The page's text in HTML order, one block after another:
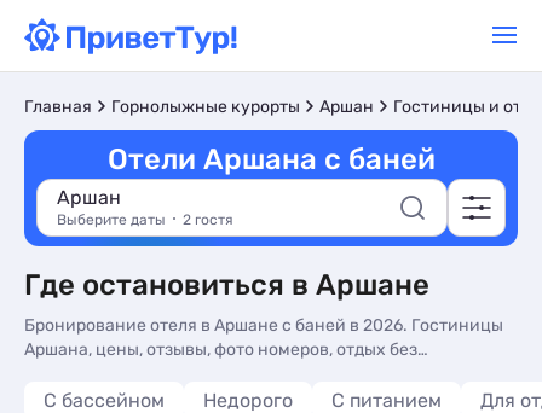
Главная Горнолыжные курорты Аршан Гостиницы и
Отели Аршана с баней
Аршан
Выберите даты 2 гостя
Где остановиться в Аршане
Бронирование отеля в Аршане с баней в 2026. Гостиницы
Аршана, цены, отзывы, фото номеров, отдых без
С бассейном Недорого С питанием Для